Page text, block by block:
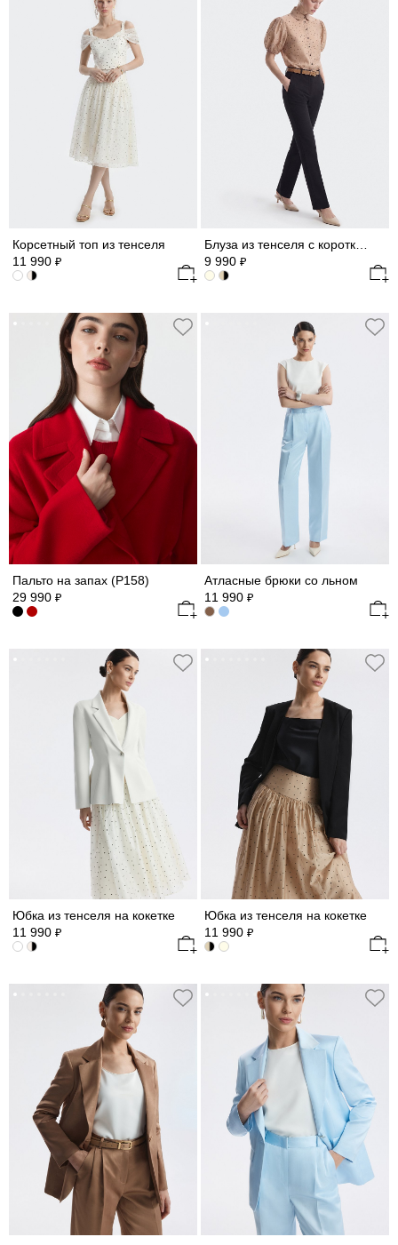
Корсетный топ из тенселя
11 990 ₽
9 990 ₽
Пальто на запах (Р158)
29 990 ₽
Атласные брюки со льном
11 990 ₽
Юбка из тенселя на кокетке
11 990 ₽
Юбка из тенселя на кокетке
11 990 ₽